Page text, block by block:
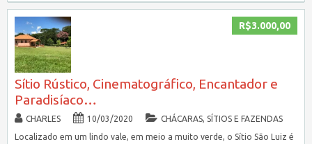
R$3.000,00
Sítio Rústico, Cinematográfico, Encantador e
Paradisíaco…
CHARLES 10/03/2020
CHÁCARAS, SÍTIOS E FAZENDAS
Localizado em um lindo vale, em meio a muito verde, o Sítio São Luiz é